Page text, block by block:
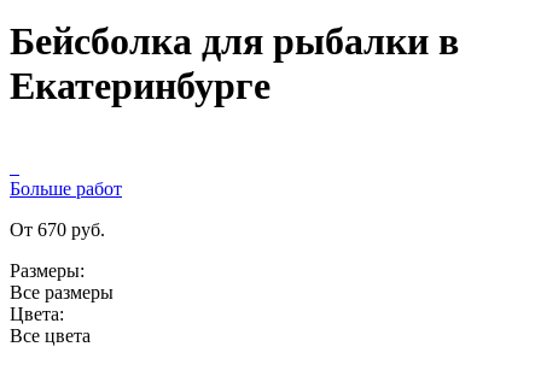
Бейсболка для рыбалки в
Екатеринбурге
Больше работ
От 670 руб.
Размеры:
Все размеры
Цвета:
Все цвета